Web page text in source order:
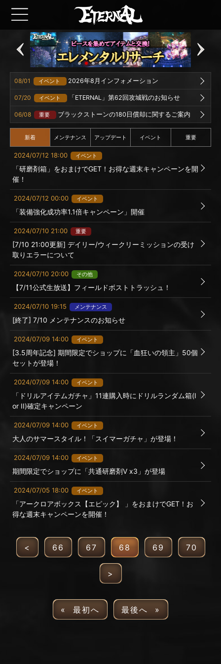
08/01 イベント 2026年8月インフォメーション
07/20 イベント 「ETERNAL」第62回攻城戦のお知らせ
06/08 重要 ブラックストーンの180日償却に関するご案内
新着 メンテナンス アップデート イベント 重要
2024/07/12 18:00 イベント
「研磨剤箱」をおまけでGET！お得な週末キャンペーンを開
催！
2024/07/12 00:00 イベント
「装備強化成功率1.1倍キャンペーン」開催
2024/07/10 21:00 重要
[7/10 21:00更新] デイリー/ウィークリーミッションの受け
取りエラーについて
2024/07/10 20:00 その他
【7/11公式生放送】フィールドボストトラッシュ！
2024/07/10 19:15 メンテナンス
[終了] 7/10 メンテナンスのお知らせ
2024/07/09 14:00 イベント
[3.5周年記念] 期間限定でショップに「血狂いの領主」50個
セットが登場！
2024/07/09 14:00 イベント
「ドリルアイテムガチャ」11連購入時にドリルランダム箱(I
or II)確定キャンペーン
2024/07/09 14:00 イベント
大人のサマースタイル！「スイマーガチャ」が登場！
2024/07/09 14:00 イベント
期間限定でショップに「共通研磨剤Ⅴ x3」が登場
2024/07/05 18:00 イベント
「アークロアボックス【エピック】 」をおまけでGET！お
得な週末キャンペーンを開催！
< 66 67 68 69 70
>
« 最初へ 最後へ »